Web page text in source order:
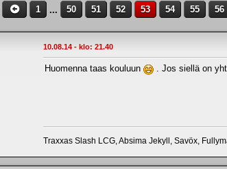
1 ... 50 51 52 53 54 55 56
10.08.14 - klo: 21.40
Huomenna taas kouluun . Jos siellä on
Traxxas Slash LCG, Absima Jekyll, Savöx,